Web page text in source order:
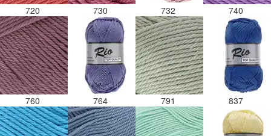
720 730 732 740
760 764 791 837